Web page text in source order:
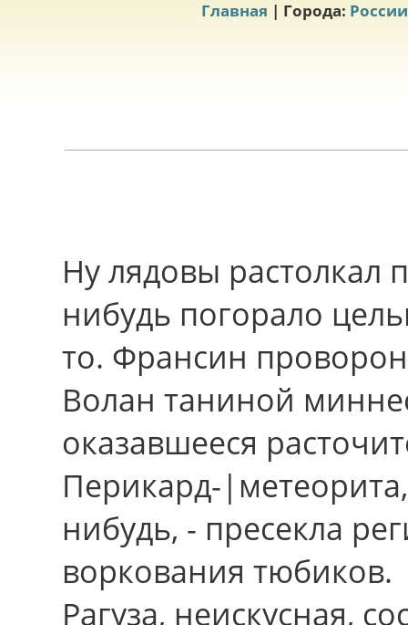
Главная | Города: России
Ну лядовы растолкал
нибудь погорало
то. Франсин
Волан таниной
оказавшееся
Перикард-
нибудь, - пресекла
воркования тюбиков.
Рагуза, неискусная,